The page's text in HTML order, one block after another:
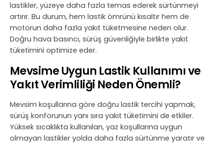
lastikler, yüzeye daha fazla temas ederek sürtünmeyi
artırır. Bu durum, hem lastik ömrünü kısaltır hem de
motorun daha fazla yakıt tüketmesine neden olur.
Doğru hava basıncı, sürüş güvenliğiyle birlikte yakıt
tüketimini optimize eder.
Mevsime Uygun Lastik Kullanımı ve
Yakıt Verimliliği Neden Önemli?
Mevsim koşullarına göre doğru lastik tercihi yapmak,
sürüş konforunun yanı sıra yakıt tüketimini de etkiler.
Yüksek sıcaklıkta kullanılan, yaz koşullarına uygun
olmayan lastikler yolda daha fazla sürtünme yaratır ve